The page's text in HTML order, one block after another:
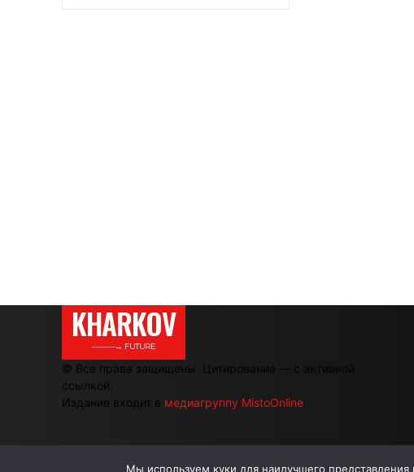
KHARKOV
———→ FUTURE
© Все права защищены. Цитирование — с активной
ссылкой.
Издание входит в медиагруппу MistoOnline
Мы используем куки для наилучшего представления